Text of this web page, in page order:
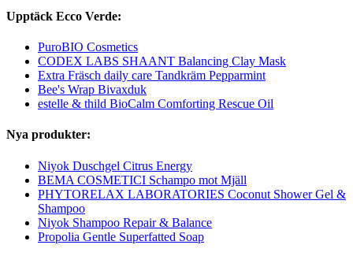
Upptäck Ecco Verde:
PuroBIO Cosmetics
CODEX LABS SHAANT Balancing Clay Mask
Extra Fräsch daily care Tandkräm Pepparmint
Bee's Wrap Bivaxduk
estelle & thild BioCalm Comforting Rescue Oil
Nya produkter:
Niyok Duschgel Citrus Energy
BEMA COSMETICI Schampo mot Mjäll
PHYTORELAX LABORATORIES Coconut Shower Gel &
Shampoo
Niyok Shampoo Repair & Balance
Propolia Gentle Superfatted Soap